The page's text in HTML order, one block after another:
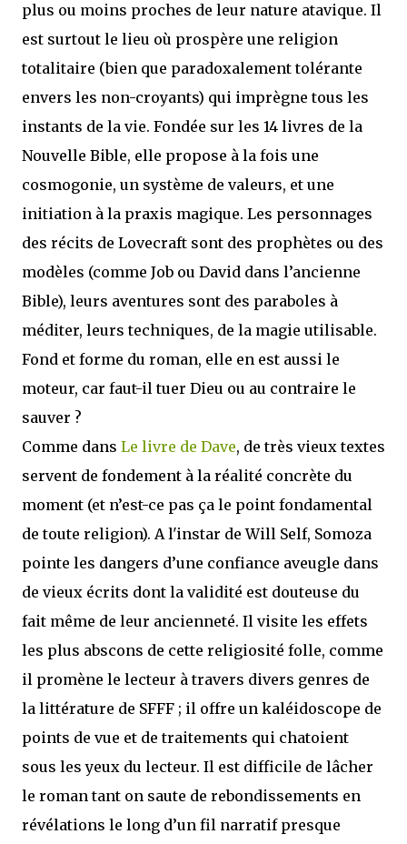
plus ou moins proches de leur nature atavique. Il
est surtout le lieu où prospère une religion
totalitaire (bien que paradoxalement tolérante
envers les non-croyants) qui imprègne tous les
instants de la vie. Fondée sur les 14 livres de la
Nouvelle Bible, elle propose à la fois une
cosmogonie, un système de valeurs, et une
initiation à la praxis magique. Les personnages
des récits de Lovecraft sont des prophètes ou des
modèles (comme Job ou David dans l’ancienne
Bible), leurs aventures sont des paraboles à
méditer, leurs techniques, de la magie utilisable.
Fond et forme du roman, elle en est aussi le
moteur, car faut-il tuer Dieu ou au contraire le
sauver ?
Comme dans Le livre de Dave, de très vieux textes
servent de fondement à la réalité concrète du
moment (et n’est-ce pas ça le point fondamental
de toute religion). A l'instar de Will Self, Somoza
pointe les dangers d’une confiance aveugle dans
de vieux écrits dont la validité est douteuse du
fait même de leur ancienneté. Il visite les effets
les plus abscons de cette religiosité folle, comme
il promène le lecteur à travers divers genres de
la littérature de SFFF ; il offre un kaléidoscope de
points de vue et de traitements qui chatoient
sous les yeux du lecteur. Il est difficile de lâcher
le roman tant on saute de rebondissements en
révélations le long d’un fil narratif presque